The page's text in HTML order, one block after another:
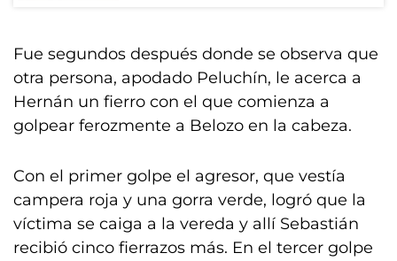
Fue segundos después donde se observa que
otra persona, apodado Peluchín, le acerca a
Hernán un fierro con el que comienza a
golpear ferozmente a Belozo en la cabeza.
Con el primer golpe el agresor, que vestía
campera roja y una gorra verde, logró que la
víctima se caiga a la vereda y allí Sebastián
recibió cinco fierrazos más. En el tercer golpe